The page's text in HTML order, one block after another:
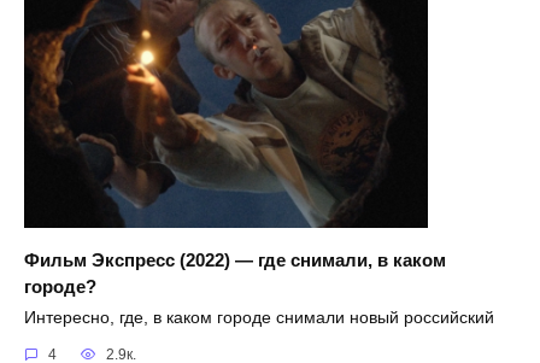
Фильм Экспресс (2022) — где снимали, в каком
городе?
Интересно, где, в каком городе снимали новый российский
4 2.9к.